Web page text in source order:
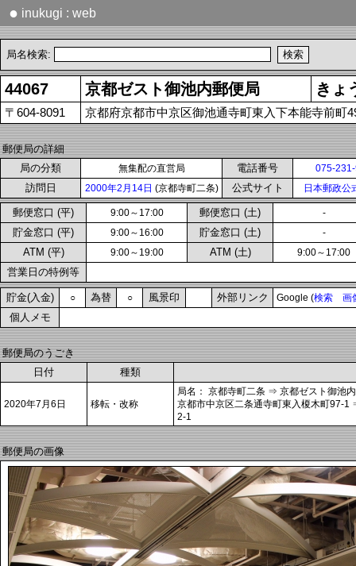
● inukugi : web
局名検索:
44067 京都ゼスト御池内郵便局 きょ
〒604-8091 京都府京都市中京区御池通寺町東入下本能寺前町
郵便局の詳細
局の分類
無集配の直営局 電話番号 075-
訪問日 2000年2月14日 (京都寺町二条) 公式サイト 日本郵政公
郵便窓口 (平) 9:00～17:00 郵便窓口 (土) -
貯金窓口 (平) 9:00～16:00 貯金窓口 (土) -
ATM (平) 9:00～19:00 ATM (土) 9:00～17:00
営業日の特例等
貯金(入金) ○ 為替 ○ 風景印 外部リンク Google (検索 画
個人メモ
郵便局のうごき
日付
種類
2020年7月6日 移転・改称
局名： 京都寺町二条 ⇒ 京都ゼスト御池内
京都市中京区二条通寺町東入榎木町97-
2-1
郵便局の画像